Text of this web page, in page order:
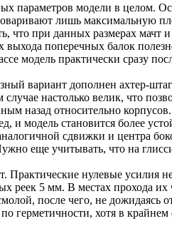
параметров модели в
лишь максимальную
что при данных размерах мачт
поперечных балок
модель практически сразу
вариант дополнен ахтер-
настолько велик, что
назад относительно
и модель становится более
сдвижки и центра
еще учитывать, что на
нулевые усилия
реек 5 мм. В местах прохода
после чего, не дожидаясь
герметичности, хотя в